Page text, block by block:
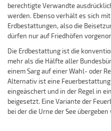
berechtigte Verwandte
werden. Ebenso verhält es sich
Erdbestattungen, also die
dürfen nur auf Friedhöfen
Die Erdbestattung ist die
mehr als die Hälfte aller
einem Sarg auf einer Wahl- oder
Alternativ ist eine
eingeäschert und in der Regel in
beigesetzt. Eine Variante der
bei der die Urne der See übergeben